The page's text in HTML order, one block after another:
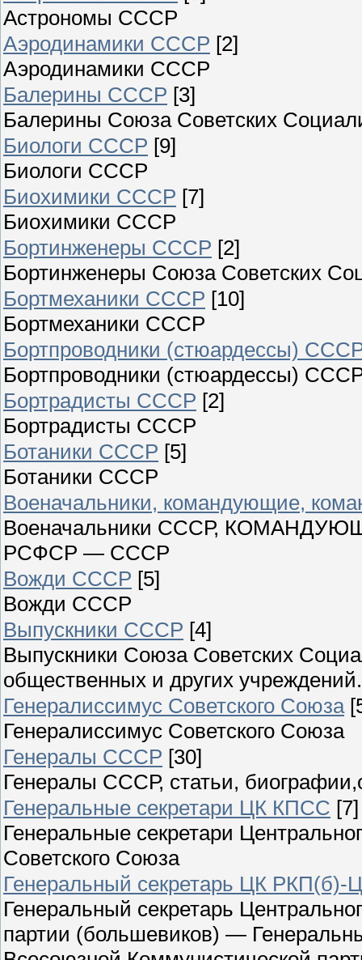
Астрономы СССР
Аэродинамики СССР [2]
Аэродинамики СССР
Балерины СССР [3]
Балерины Союза Советских
Биологи СССР [9]
Биологи СССР
Биохимики СССР [7]
Биохимики СССР
Бортинженеры СССР [2]
Бортинженеры Союза Советских
Бортмеханики СССР [10]
Бортмеханики СССР
Бортпроводники (стюардессы)
Бортпроводники (стюардессы)
Бортрадисты СССР [2]
Бортрадисты СССР
Ботаники СССР [5]
Ботаники СССР
Военачальники, командующие,
Военачальники СССР,
РСФСР — СССР
Вожди СССР [5]
Вожди СССР
Выпускники СССР [4]
Выпускники Союза Советских
общественных и других учреждений.
Генералиссимус Советского Союза
Генералиссимус Советского Союза
Генералы СССР [30]
Генералы СССР, статьи,
Генеральные секретари ЦК КПСС [7]
Генеральные секретари
Советского Союза
Генеральный секретарь ЦК
Генеральный секретарь
партии (большевиков) —